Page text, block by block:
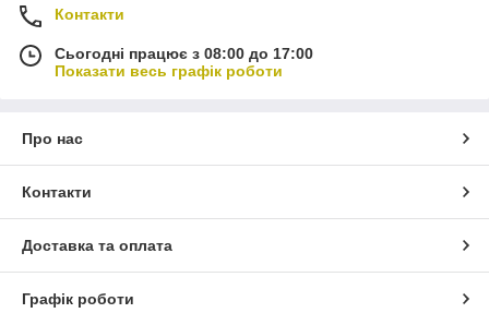
Контакти
Сьогодні працює з 08:00 до 17:00
Показати весь графік роботи
Про нас
Контакти
Доставка та оплата
Графік роботи